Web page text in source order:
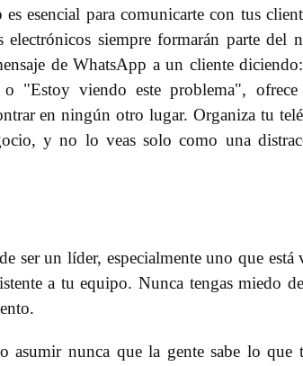
esencial para comunicarte con tus
siempre formarán parte del
de WhatsApp a un cliente
o "Estoy viendo este problema",
en ningún otro lugar. Organiza tu
y no lo veas solo como una
ser un líder, especialmente uno que está
a tu equipo. Nunca tengas miedo
asumir nunca que la gente sabe lo que